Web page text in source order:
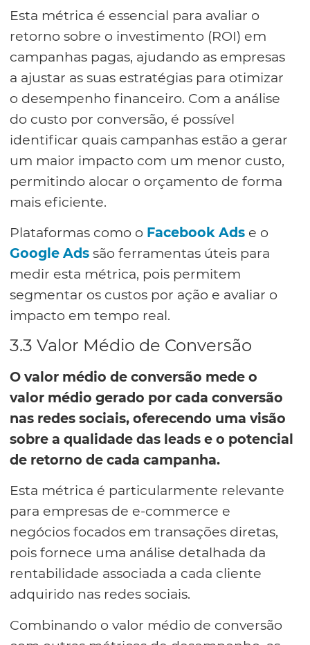
Esta métrica é essencial para avaliar o
retorno sobre o investimento (ROI) em
campanhas pagas, ajudando as empresas
a ajustar as suas estratégias para otimizar
o desempenho financeiro. Com a análise
do custo por conversão, é possível
identificar quais campanhas estão a gerar
um maior impacto com um menor custo,
permitindo alocar o orçamento de forma
mais eficiente.
Plataformas como o Facebook Ads e o
Google Ads são ferramentas úteis para
medir esta métrica, pois permitem
segmentar os custos por ação e avaliar o
impacto em tempo real.
3.3 Valor Médio de Conversão
O valor médio de conversão mede o
valor médio gerado por cada conversão
nas redes sociais, oferecendo uma visão
sobre a qualidade das leads e o potencial
de retorno de cada campanha.
Esta métrica é particularmente relevante
para empresas de e-commerce e
negócios focados em transações diretas,
pois fornece uma análise detalhada da
rentabilidade associada a cada cliente
adquirido nas redes sociais.
Combinando o valor médio de conversão